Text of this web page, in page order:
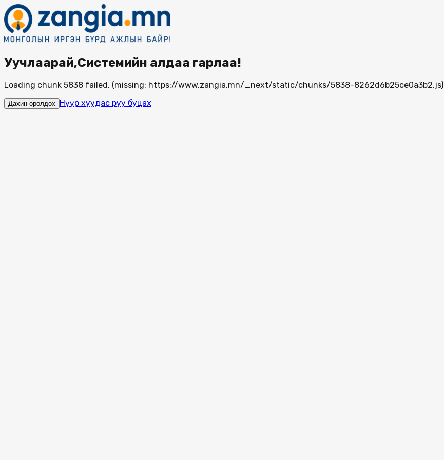
Уучлаарай,Системийн алдаа гарлаа!
Loading chunk 5838 failed. (missing: https://www.zangia.mn/_next/static/chunks/5838-8262d6b25ce0a3b2.js)
Дахин оролдох Нүүр хуудас руу буцах